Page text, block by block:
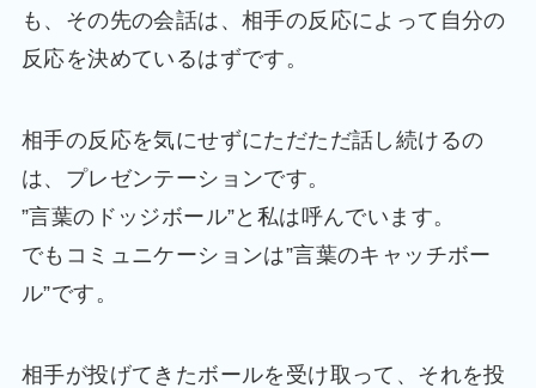
も、その先の会話は、相手の反応によって自分の
反応を決めているはずです。
相手の反応を気にせずにただただ話し続けるの
は、プレゼンテーションです。
”言葉のドッジボール”と私は呼んでいます。
でもコミュニケーションは”言葉のキャッチボー
ル”です。
相手が投げてきたボールを受け取って、それを投